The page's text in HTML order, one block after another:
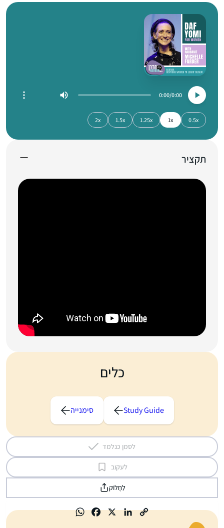
0:00
0:00
0.5x
1x
1.25x
1.5x
2x
תקציר
כלים
Study Guide סימנייה
לסמן כנלמד
לעקוב
לַחֲלוֹק